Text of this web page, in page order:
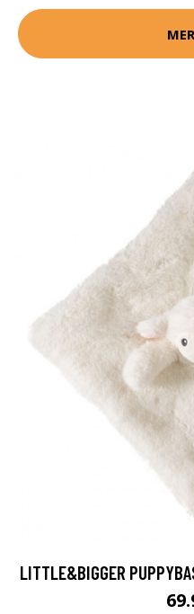
LITTLE&BIGGER